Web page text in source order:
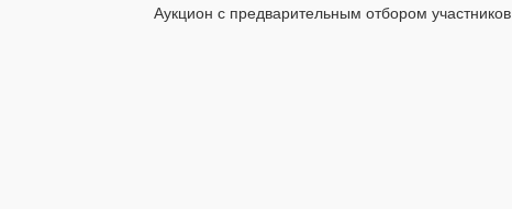
Аукцион с предварительным отбором участников